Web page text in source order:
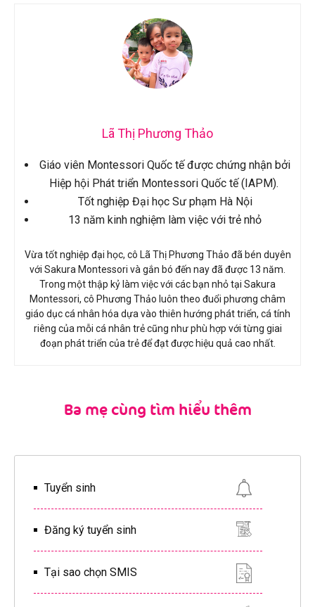
Lã Thị Phương Thảo
Giáo viên Montessori Quốc tế được chứng nhận bởi
Hiệp hội Phát triển Montessori Quốc tế (IAPM).
Tốt nghiệp Đại học Sư phạm Hà Nội
13 năm kinh nghiệm làm việc với trẻ nhỏ
Vừa tốt nghiệp đại học, cô Lã Thị Phương Thảo đã bén duyên
với Sakura Montessori và gắn bó đến nay đã được 13 năm.
Trong một thập kỷ làm việc với các bạn nhỏ tại Sakura
Montessori, cô Phương Thảo luôn theo đuổi phương châm
giáo dục cá nhân hóa dựa vào thiên hướng phát triển, cá tính
riêng của mỗi cá nhân trẻ cũng như phù hợp với từng giai
đoạn phát triển của trẻ để đạt được hiệu quả cao nhất.
Ba mẹ cùng tìm hiểu thêm
Tuyển sinh
Đăng ký tuyển sinh
Tại sao chọn SMIS